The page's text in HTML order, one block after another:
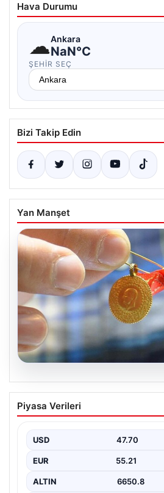
Hava Durumu
☁Ankara
NaN°C
ŞEHIR SEÇ
Bizi Takip Edin
Yan Manşet
06.08.2026
Altın fiyatları canlı 8
fiyatları ne kadar oldu?
fiyatları
Piyasa Verileri
USD 47.70
EUR 55.21
ALTIN 6650.8